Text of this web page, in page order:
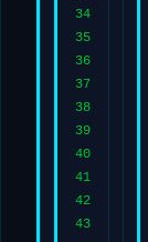
34
35
36
37
38
39
40
41
42
43